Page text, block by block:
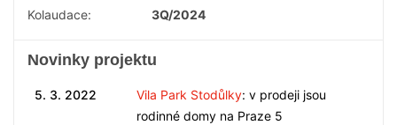
Kolaudace:
3Q/2024
Novinky projektu
5. 3. 2022 Vila Park Stodůlky: v prodeji jsou
rodinné domy na Praze 5